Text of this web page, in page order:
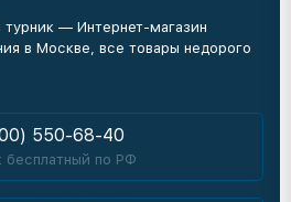
— Интернет-магазин
в Москве, все товары недорого
550-68-40
бесплатный по РФ